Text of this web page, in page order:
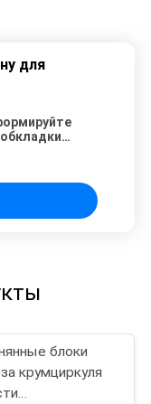
для
блоки
крумциркуля